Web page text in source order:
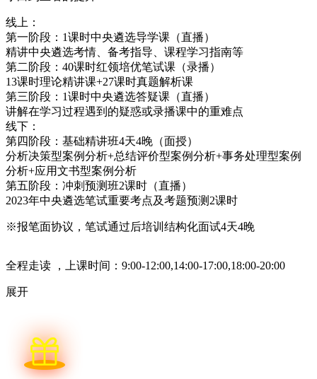
线上：
第一阶段：1课时中央遴选导学课（直播）
精讲中央遴选考情、备考指导、课程学习指南等
第二阶段：40课时红领培优笔试课（录播）
13课时理论精讲课+27课时真题解析课
第三阶段：1课时中央遴选答疑课（直播）
讲解在学习过程遇到的疑惑或录播课中的重难点
线下：
第四阶段：基础精讲班4天4晚（面授）
分析决策型案例分析+总结评价型案例分析+事务处理型案例
分析+应用文书型案例分析
第五阶段：冲刺预测班2课时（直播）
2023年中央遴选笔试重要考点及考题预测2课时
※报笔面协议，笔试通过后培训结构化面试4天4晚
全程走读 ，上课时间：9:00-12:00,14:00-17:00,18:00-20:00
展开